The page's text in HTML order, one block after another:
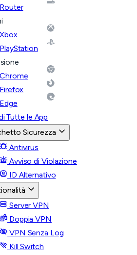
Router
Xbox
PlayStation
Chrome
Firefox
Edge
Tutte le App
Sicurezza
Antivirus
Avviso di Violazione
ID Alternativo
Server VPN
Doppia VPN
VPN Senza Log
Kill Switch